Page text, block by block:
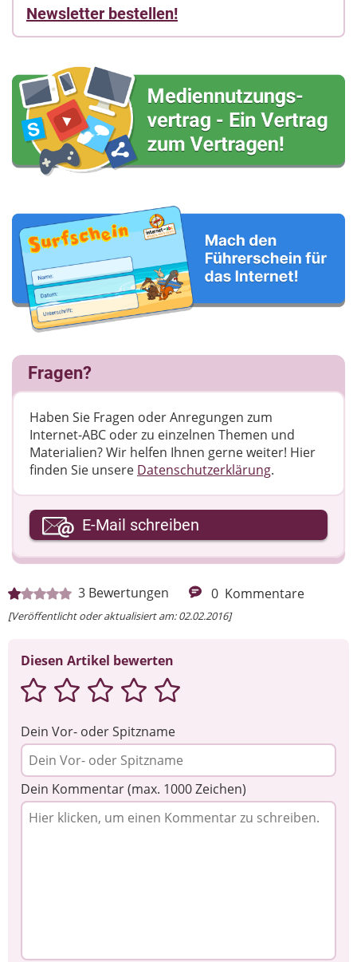
3 Bewertungen 0 Kommentare
[Veröffentlicht oder aktualisiert am: 02.02.2016]
Diesen Artikel bewerten
Dein Vor- oder Spitzname
Dein Kommentar (max. 1000 Zeichen)
Newsletter bestellen!
Fragen?
Haben Sie Fragen oder Anregungen zum
Internet-ABC oder zu einzelnen Themen und
Materialien? Wir helfen Ihnen gerne weiter! ​Hier
finden Sie unsere Datenschutzerklärung.
Ihre E-Mail-Adresse
Ihre Nachricht
E-Mail schreiben